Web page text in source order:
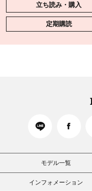
立ち読み・購入
定期購読
モデル一覧
インフォメーション